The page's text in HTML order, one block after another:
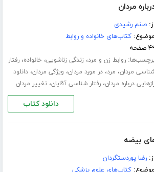
مردان
از:صنم رشیدی
موضوع:کتاب‌های خانواده و روابط
صفحه
روابط زن و مرد، زندگی زناشویی، خانواده،رفتار
مردان، مرد،در مورد مردان، ویژگی مردان،دانلود
درباره مردان،رفتار شناسی آقایان، تغییر مردان
دانلود کتاب
بیضه
از:رضا پوردستگردان
موضوع:کتاب‌های علوم پزشکی